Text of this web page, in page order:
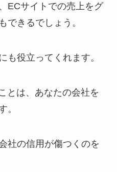
ECサイトでの売上をグ
できるでしょう。
も役立ってくれます。
とは、あなたの会社を
。
社の信用が傷つくのを